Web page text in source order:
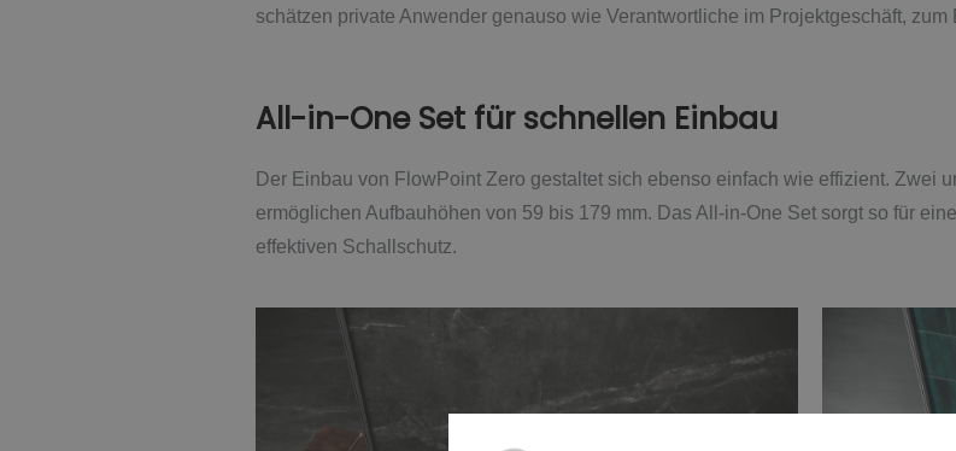
schätzen private Anwender genauso wie Verantwortliche im Projektgeschäft,
All-in-One Set für schnellen Einbau
Der Einbau von FlowPoint Zero gestaltet sich ebenso einfach wie effizient. Zwei
ermöglichen Aufbauhöhen von 59 bis 179 mm. Das All-in-One Set sorgt so für
effektiven Schallschutz.